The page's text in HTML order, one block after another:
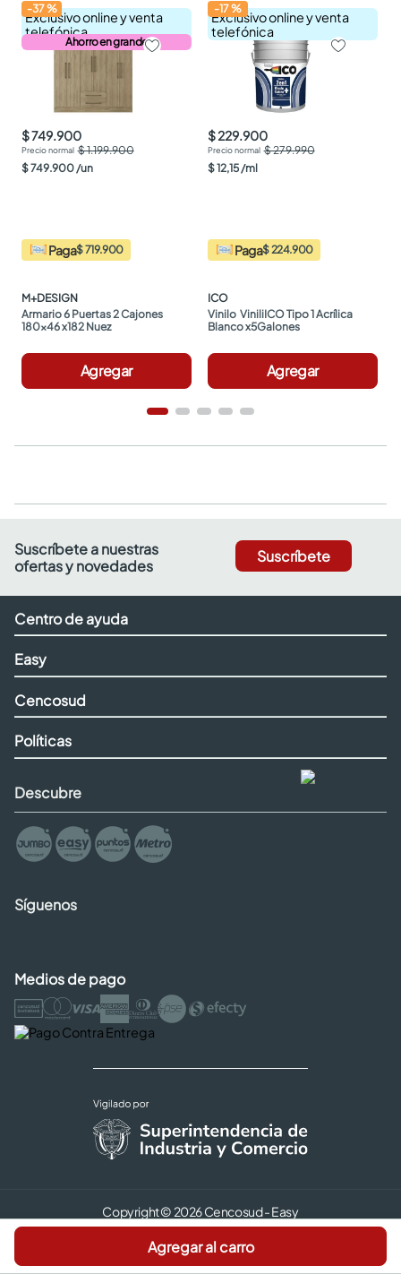
Agregar al carro
Exclusivo online y venta
telefónica
Ahorro en grande
-37%
$ 749.900
$ 1.199.900
$749.900 /un
Paga$ 719.900
M+DESIGN
Armario 6 Puertas 2 Cajones
180x46 x182 Nuez
Agregar
Exclusivo online y venta
telefónica
-17%
$ 229.900
$ 279.990
$12,15 /ml
Paga$ 224.900
ICO
Vinilo  ViniliICO Tipo 1 Acrílica
Blanco x5Galones
Agregar
Suscríbete a nuestras
ofertas y novedades
Suscríbete
Centro de ayuda
Easy
Cencosud
Políticas
Descubre
Síguenos
Medios de pago
Copyright © 2026 Cencosud - Easy
Términos y Condiciones |
Seguridad y Privacidad |
Código de ética